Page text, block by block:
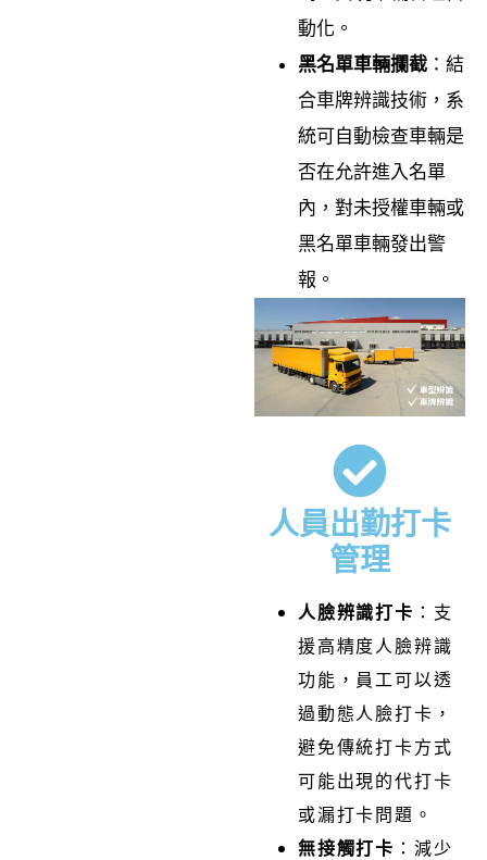
動化。
黑名單車輛攔截 ：結
合車牌辨識技術，系
統可自動檢查車輛是
否在允許進入名單
內，對未授權車輛或
黑名單車輛發出警
報。
人員出勤打卡
管理
人臉辨識打卡 ： 支
援高精度人臉辨識
功能，員工可以透
過動態人臉打卡，
避免傳統打卡方式
可能出現的代打卡
或漏打卡問題。
無接觸打卡 ：減少